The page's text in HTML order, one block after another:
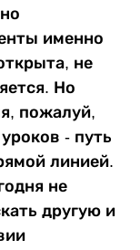
именно
не
Но
пожалуй,
- путь
линией.
не
другую и